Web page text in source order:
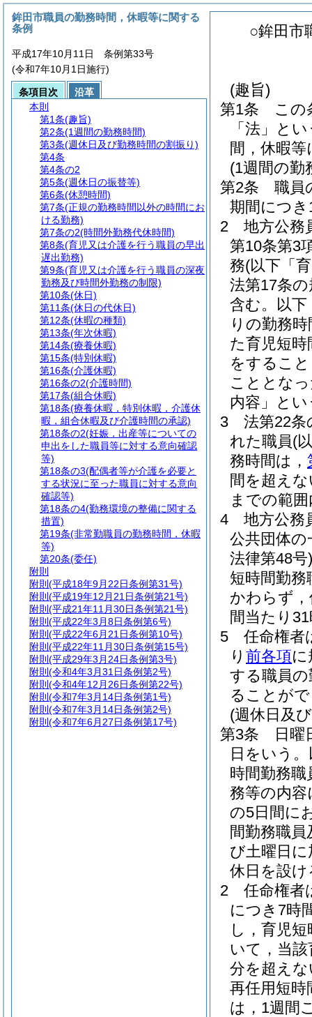
○鉾田市
(趣旨)
第1条
この
「法」と
間，休暇
(1週間の勤
第2条
職員
期間につ
2
地方公務
第10条第3
務(以下「
法第17条
含む。以下
りの勤務
た育児短
をするこ
こととな
内容」とい
3
法第22条
れた職員(
務時間は，
間を超え
までの範
4
地方公務
公共団体
法律第48号)
短時間勤
かわらず
間当たり
5
任命権者
り 前各項に
する職員
ることが
(週休日及
第3条
日曜
日をいう
時間勤務
務等の内
の5日間に
間勤務職
び土曜日
休日を設
2
任命権者
につき7時
し，育児
いて，当
分を超え
再任用短時
は，1週間
鉾田市職員の勤務時間，休暇等に関する
条例
平成17年10月11日 条例第33号
(令和7年10月1日施行)
条項目次
沿革
本則
第1条(趣旨)
第2条(1週間の勤務時間)
第3条(週休日及び勤務時間の割振り)
第4条
第4条の2
第5条(週休日の振替等)
第6条(休憩時間)
第7条(正規の勤務時間以外の時間にお
ける勤務)
第7条の2(時間外勤務代休時間)
第8条(育児又は介護を行う職員の早出
遅出勤務)
第9条(育児又は介護を行う職員の深夜
勤務及び時間外勤務の制限)
第10条(休日)
第11条(休日の代休日)
第12条(休暇の種類)
第13条(年次休暇)
第14条(療養休暇)
第15条(特別休暇)
第16条(介護休暇)
第16条の2(介護時間)
第17条(組合休暇)
第18条(療養休暇，特別休暇，介護休
暇，組合休暇及び介護時間の承認)
第18条の2(妊娠，出産等についての
申出をした職員等に対する意向確認
等)
第18条の3(配偶者等が介護を必要と
する状況に至った職員に対する意向
確認等)
第18条の4(勤務環境の整備に関する
措置)
第19条(非常勤職員の勤務時間，休暇
等)
第20条(委任)
附則
附則 (平成18年9月22日条例第31号)
附則 (平成19年12月21日条例第21号)
附則 (平成21年11月30日条例第21号)
附則 (平成22年3月8日条例第6号)
附則 (平成22年6月21日条例第10号)
附則 (平成22年11月30日条例第15号)
附則 (平成29年3月24日条例第3号)
附則 (令和4年3月31日条例第2号)
附則 (令和4年12月26日条例第22号)
附則 (令和7年3月14日条例第1号)
附則 (令和7年3月14日条例第2号)
附則 (令和7年6月27日条例第17号)